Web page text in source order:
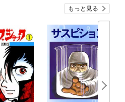
もっと見る